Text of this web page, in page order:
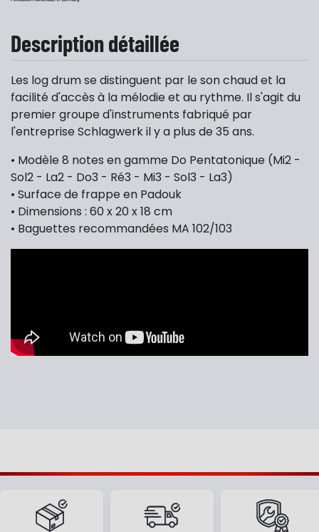
Description détaillée
Les log drum se distinguent par le son chaud et la
facilité d'accès à la mélodie et au rythme. Il s'agit du
premier groupe d'instruments fabriqué par
l'entreprise Schlagwerk il y a plus de 35 ans.
• Modèle 8 notes en gamme Do Pentatonique (Mi2 -
Sol2 - La2 - Do3 - Ré3 - Mi3 - Sol3 - La3)
• Surface de frappe en Padouk
• Dimensions : 60 x 20 x 18 cm
• Baguettes recommandées MA 102/103